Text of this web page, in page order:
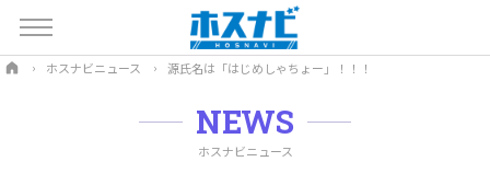
ホスナビニュース 源氏名は「はじめしゃちょー」！！！
NEWS
ホスナビニュース